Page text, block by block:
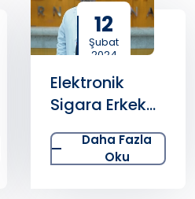
12
Şubat
2024
Elektronik
Sigara Erkek
Kısırlığına
Neden Olabilir
Daha Fazla
Oku